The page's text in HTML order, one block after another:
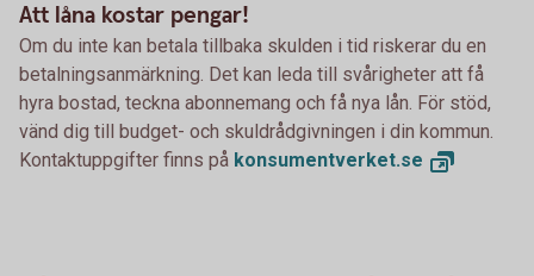
Att låna kostar pengar!
Om du inte kan betala tillbaka skulden i tid riskerar du en
betalningsanmärkning. Det kan leda till svårigheter att få
hyra bostad, teckna abonnemang och få nya lån. För stöd,
vänd dig till budget- och skuldrådgivningen i din kommun.
Kontaktuppgifter finns på konsumentverket.se